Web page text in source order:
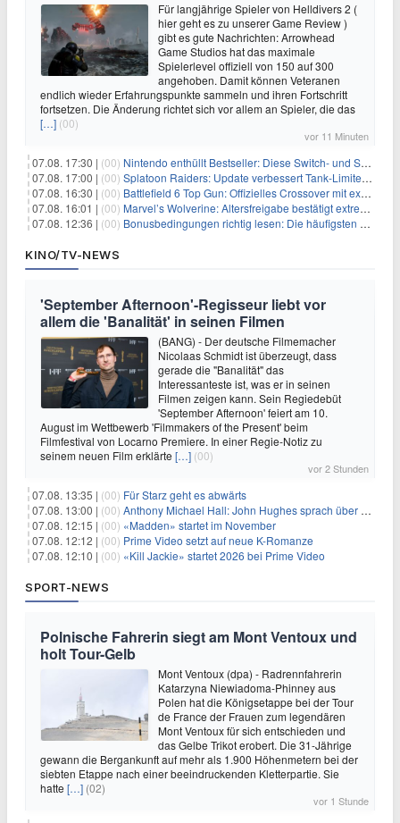
Für langjährige Spieler von Helldivers 2 (
hier geht es zu unserer Game Review )
gibt es gute Nachrichten: Arrowhead
Game Studios hat das maximale
Spielerlevel offiziell von 150 auf 300
angehoben. Damit können Veteranen
endlich wieder Erfahrungspunkte sammeln und ihren Fortschritt
fortsetzen. Die Änderung richtet sich vor allem an Spieler, die das
[…] (00)
vor 11 Minuten
07.08. 17:30 | (00) Nintendo enthüllt Bestseller: Diese Switch- und Switch-2-Spiele verkaufen sich am besten
07.08. 17:00 | (00) Splatoon Raiders: Update verbessert Tank-Limiter und behebt Bugs
07.08. 16:30 | (00) Battlefield 6 Top Gun: Offizielles Crossover mit exklusiven Inhalten angekündigt
07.08. 16:01 | (00) Marvel’s Wolverine: Altersfreigabe bestätigt extreme Gewalt und düstere Szenen
07.08. 12:36 | (00) Bonusbedingungen richtig lesen: Die häufigsten Stolperfallen
KINO/TV-NEWS
'September Afternoon'-Regisseur liebt vor
allem die 'Banalität' in seinen Filmen
(BANG) - Der deutsche Filmemacher
Nicolaas Schmidt ist überzeugt, dass
gerade die "Banalität" das
Interessanteste ist, was er in seinen
Filmen zeigen kann. Sein Regiedebüt
'September Afternoon' feiert am 10.
August im Wettbewerb 'Filmmakers of the Present' beim
Filmfestival von Locarno Premiere. In einer Regie-Notiz zu
seinem neuen Film erklärte […] (00)
vor 2 Stunden
07.08. 13:35 | (00) Für Starz geht es abwärts
07.08. 13:00 | (00) Anthony Michael Hall: John Hughes sprach über eine Fortsetzung von 'The Breakfast Club'
07.08. 12:15 | (00) «Madden» startet im November
07.08. 12:12 | (00) Prime Video setzt auf neue K-Romanze
07.08. 12:10 | (00) «Kill Jackie» startet 2026 bei Prime Video
SPORT-NEWS
Polnische Fahrerin siegt am Mont Ventoux und
holt Tour-Gelb
Mont Ventoux (dpa) - Radrennfahrerin
Katarzyna Niewiadoma-Phinney aus
Polen hat die Königsetappe bei der Tour
de France der Frauen zum legendären
Mont Ventoux für sich entschieden und
das Gelbe Trikot erobert. Die 31-Jährige
gewann die Bergankunft auf mehr als 1.900 Höhenmetern bei der
siebten Etappe nach einer beeindruckenden Kletterpartie. Sie
hatte […] (02)
vor 1 Stunde